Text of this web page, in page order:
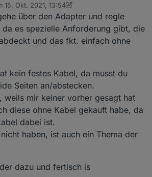
gerade am einlesen in die Thematik, da
eine Wallbox in Betrieb nehmen will.
kann der go-e charger mit deren
von 1P auf 3P aber wohl nicht
Schnittstelle?
15. Okt. 2021, 13:54
von Humidor
über den Adapter und regle
es spezielle Anforderung gibt, die
und das fkt. einfach ohne
kein festes Kabel, da musst du
Seiten an/abstecken.
weils mir keiner vorher gesagt hat
diese ohne Kabel gekauft habe, da
dabei ist.
haben, ist auch ein Thema der
dazu und fertisch is